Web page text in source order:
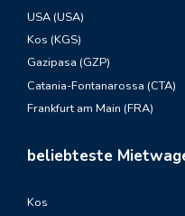
USA (USA)
Kos (KGS)
Gazipasa (GZP)
Catania-Fontanarossa (CTA)
Frankfurt am Main (FRA)
beliebteste
Kos